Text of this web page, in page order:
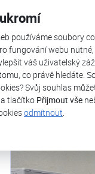
používáme soubory
fungování webu
váš uživatelský
co právě hledáte.
Svůj souhlas
tlačítko Přijmout vše
odmítnout.
Rodinný dům
Tepelné čerpadlo
použito pro
ohřevu teplé
bivalentní zdroj
instalovaný v
Celý článek